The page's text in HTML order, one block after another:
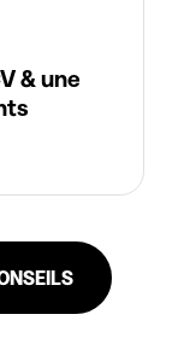
& une